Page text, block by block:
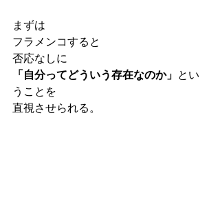
まずは
フラメンコすると
否応なしに
「自分ってどういう存在なのか」 とい
うことを
直視させられる。